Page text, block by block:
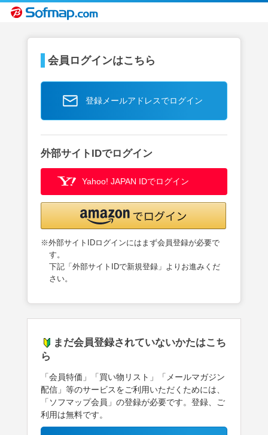
会員ログインはこちら
登録メールアドレスでログイン
外部サイトIDでログイン
Yahoo! JAPAN IDでログイン
※外部サイトIDログインにはまず会員登録が必要で
す。
下記「外部サイトIDで新規登録」よりお進みくだ
さい。
まだ会員登録されていないかたはこち
ら
「会員特価」「買い物リスト」「メールマガジン
配信」等のサービスをご利用いただくためには、
「ソフマップ会員」の登録が必要です。登録、ご
利用は無料です。